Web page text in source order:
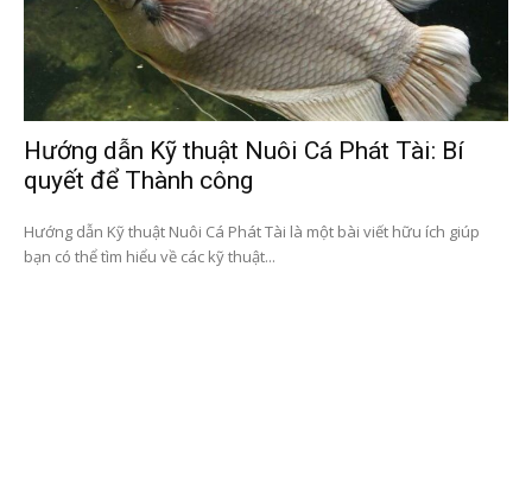
Hướng dẫn Kỹ thuật Nuôi Cá Phát Tài: Bí
quyết để Thành công
Hướng dẫn Kỹ thuật Nuôi Cá Phát Tài là một bài viết hữu ích giúp
bạn có thể tìm hiểu về các kỹ thuật...